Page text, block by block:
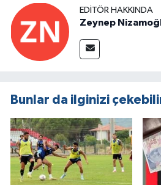
EDITÖR HAKKINDA
Zeynep
Bunlar da ilginizi